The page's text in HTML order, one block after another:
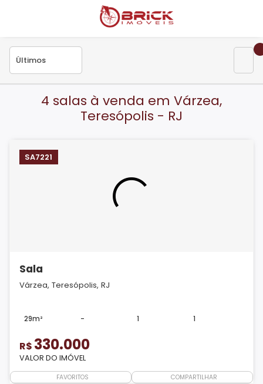
4 salas à venda em Várzea,
Teresópolis - RJ
SA7221
Sala
Várzea, Teresópolis, RJ
29m² - 1 1
R$ 330.000
VALOR DO IMÓVEL
FAVORITOS COMPARTILHAR